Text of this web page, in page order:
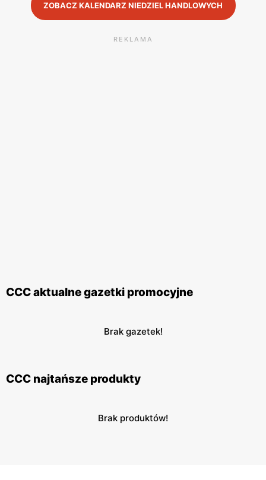
ZOBACZ KALENDARZ NIEDZIEL HANDLOWYCH
REKLAMA
CCC aktualne gazetki promocyjne
Brak gazetek!
CCC najtańsze produkty
Brak produktów!